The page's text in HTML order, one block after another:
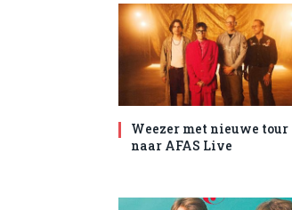
Weezer met nieuwe tour
naar AFAS Live